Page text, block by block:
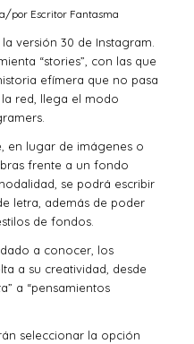
/por Escritor Fantasma
versión 30 de Instagram.
“stories”, con las que
efímera que no pasa
red, llega el modo
en lugar de imágenes o
frente a un fondo
se podrá escribir
letra, además de poder
de fondos.
a conocer, los
a su creatividad, desde
a “pensamientos
seleccionar la opción